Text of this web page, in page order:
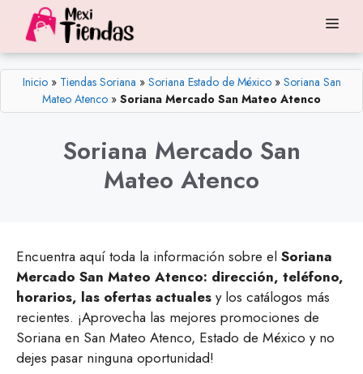
contenido
Inicio» Tiendas Soriana » Soriana Estado de México» Soriana San
Mateo Atenco » Soriana Mercado San Mateo Atenco
Soriana Mercado San
Mateo Atenco
Encuentra aquí toda la información sobre el Soriana
Mercado San Mateo Atenco: dirección, teléfono,
horarios, las ofertas actuales y los catálogos más
recientes. ¡Aprovecha las mejores promociones de
Soriana en San Mateo Atenco, Estado de México y no
dejes pasar ninguna oportunidad!